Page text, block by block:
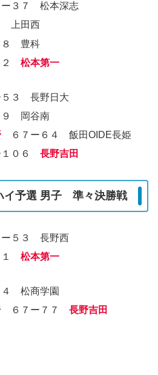
ー３７ 松本深志
上田西
８ 豊科
２松本第一
５３ 長野日大
岡谷南
６７ー６４ 飯田OIDE長姫
１０６長野吉田
イ予選 男子 準々決勝戦
ー５３ 長野西
１松本第一
４ 松商学園
６７ー７７長野吉田